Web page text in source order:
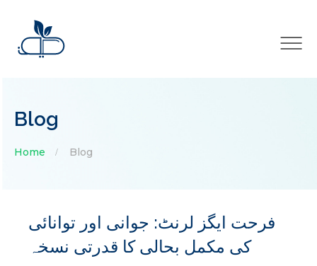
×
Blog
Home Blog
فرحت ایگز لرنٹ: جوانی اور توانائی
کی مکمل بحالی کا قدرتی نسخہ